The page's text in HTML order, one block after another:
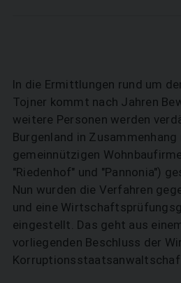
In die Ermittlungen rund um
Tojner kommt nach Jahren
weitere Personen werden
Burgenland in
gemeinnützigen
"Riedenhof" und "Pannonia")
Nun wurden die Verfahren
und eine
eingestellt. Das geht aus
vorliegenden Beschluss der